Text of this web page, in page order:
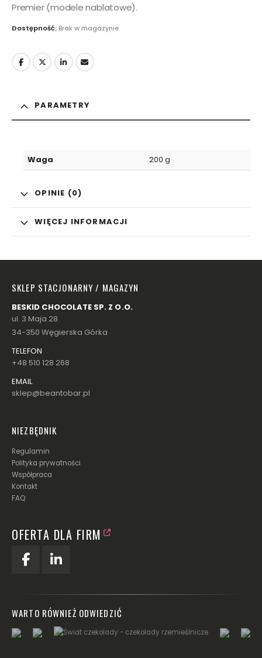
Premier (modele nablatowe).
Dostępność: Brak w magazynie
PARAMETRY
Waga 200 g
OPINIE (0)
WIĘCEJ INFORMACJI
SKLEP STACJONARNY / MAGAZYN
BESKID CHOCOLATE SP. Z O.O.
ul. 3 Maja 28
34-350 Węgierska Górka
TELEFON
+48 510 128 268
EMAIL
sklep@beantobar.pl
NIEZBĘDNIK
Regulamin
Polityka prywatności
Współpraca
Kontakt
FAQ
OFERTA DLA FIRM
WARTO RÓWNIEŻ ODWIEDZIĆ